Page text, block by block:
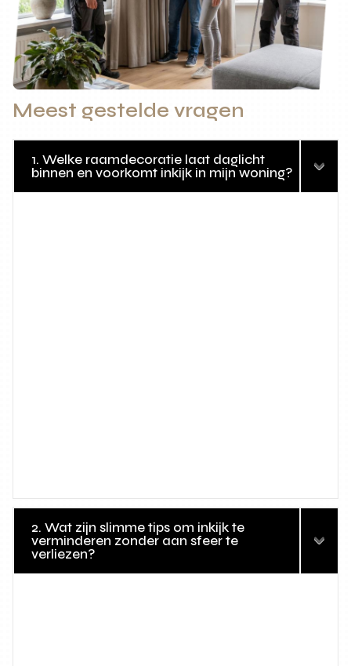
Meest gestelde vragen
1. Welke raamdecoratie laat daglicht
binnen en voorkomt inkijk in mijn woning?
2. Wat zijn slimme tips om inkijk te
verminderen zonder aan sfeer te
verliezen?